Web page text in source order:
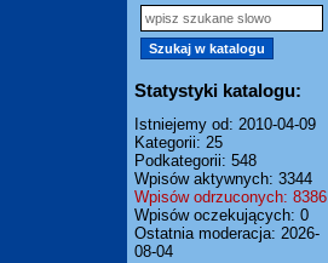
Statystyki katalogu:
Istniejemy od: 2010-04-09
Kategorii: 25
Podkategorii: 548
Wpisów aktywnych: 3344
Wpisów odrzuconych: 8386
Wpisów oczekujących: 0
Ostatnia moderacja: 2026-
08-04